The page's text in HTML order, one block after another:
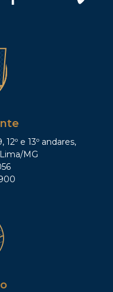
e 13º andares,
MG